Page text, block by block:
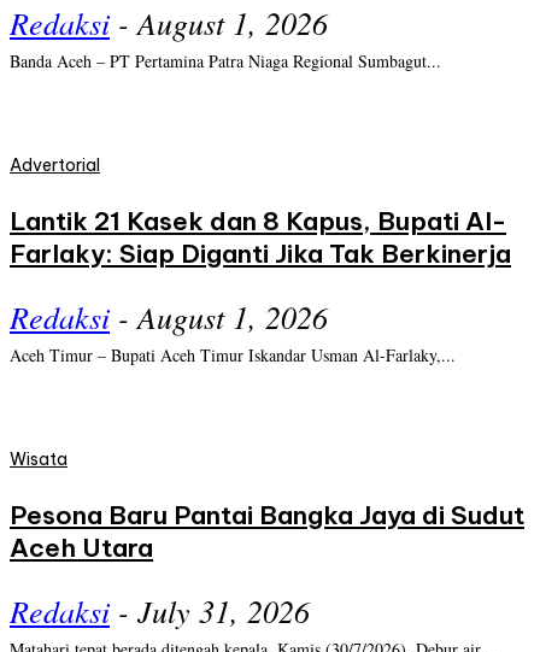
Redaksi - August 1, 2026
Banda Aceh – PT Pertamina Patra Niaga Regional Sumbagut...
Advertorial
Lantik 21 Kasek dan 8 Kapus, Bupati Al-
Farlaky: Siap Diganti Jika Tak Berkinerja
Redaksi - August 1, 2026
Aceh Timur – Bupati Aceh Timur Iskandar Usman Al-Farlaky,...
Wisata
Pesona Baru Pantai Bangka Jaya di Sudut
Aceh Utara
Redaksi - July 31, 2026